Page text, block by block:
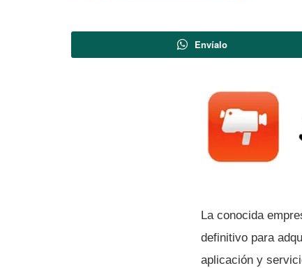
Envíalo
La conocida
definitivo para
aplicación y